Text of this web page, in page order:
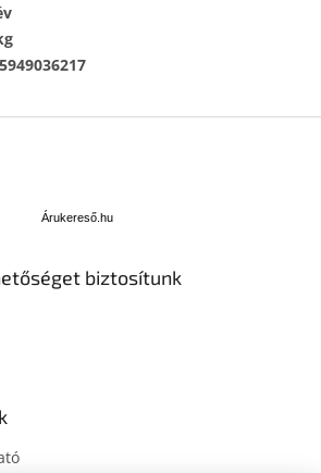
r
Árukereső.hu
biztosítunk